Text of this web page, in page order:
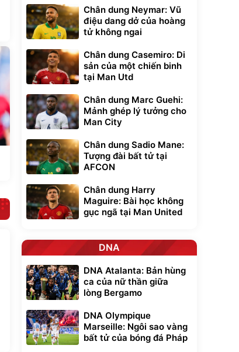
Chân dung Neymar: Vũ
điệu dang dở của hoàng
tử không ngai
Chân dung Casemiro: Di
sản của một chiến binh
tại Man Utd
Chân dung Marc Guehi:
Mảnh ghép lý tưởng cho
Man City
Chân dung Sadio Mane:
Tượng đài bất tử tại
AFCON
Chân dung Harry
Maguire: Bài học không
gục ngã tại Man United
DNA
DNA Atalanta: Bản hùng
ca của nữ thần giữa
lòng Bergamo
DNA Olympique
Marseille: Ngôi sao vàng
bất tử của bóng đá Pháp